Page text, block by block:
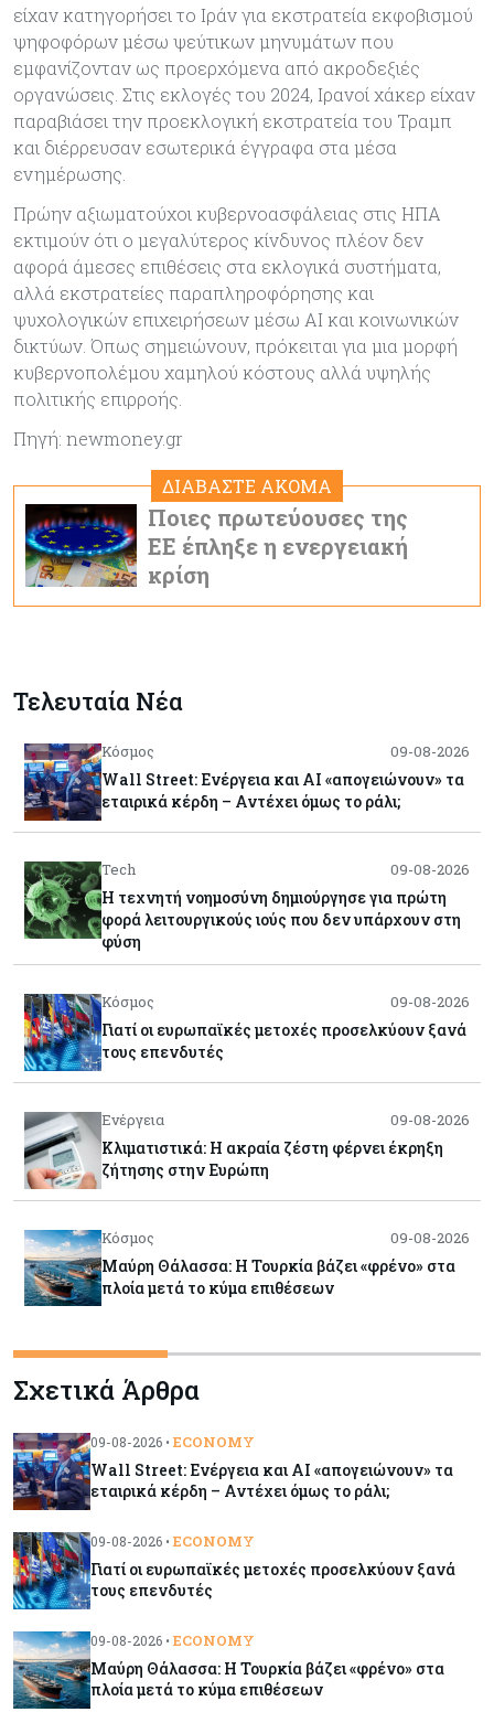
είχαν κατηγορήσει το Ιράν για εκστρατεία εκφοβισμού
ψηφοφόρων μέσω ψεύτικων μηνυμάτων που
εμφανίζονταν ως προερχόμενα από ακροδεξιές
οργανώσεις. Στις εκλογές του 2024, Ιρανοί χάκερ είχαν
παραβιάσει την προεκλογική εκστρατεία του Τραμπ
και διέρρευσαν εσωτερικά έγγραφα στα μέσα
ενημέρωσης.
Πρώην αξιωματούχοι κυβερνοασφάλειας στις ΗΠΑ
εκτιμούν ότι ο μεγαλύτερος κίνδυνος πλέον δεν
αφορά άμεσες επιθέσεις στα εκλογικά συστήματα,
αλλά εκστρατείες παραπληροφόρησης και
ψυχολογικών επιχειρήσεων μέσω AI και κοινωνικών
δικτύων. Όπως σημειώνουν, πρόκειται για μια μορφή
κυβερνοπολέμου χαμηλού κόστους αλλά υψηλής
πολιτικής επιρροής.
Πηγή: newmoney.gr
ΔΙΑΒΑΣΤΕ ΑΚΟΜΑ
Ποιες πρωτεύουσες της
ΕΕ έπληξε η ενεργειακή
κρίση
Τελευταία Νέα
Κόσμος 09-08-2026
Wall Street: Ενέργεια και AI «απογειώνουν» τα
εταιρικά κέρδη – Αντέχει όμως το ράλι;
Tech 09-08-2026
Η τεχνητή νοημοσύνη δημιούργησε για πρώτη
φορά λειτουργικούς ιούς που δεν υπάρχουν στη
φύση
Κόσμος 09-08-2026
Γιατί οι ευρωπαϊκές μετοχές προσελκύουν ξανά
τους επενδυτές
Ενέργεια 09-08-2026
Κλιματιστικά: Η ακραία ζέστη φέρνει έκρηξη
ζήτησης στην Ευρώπη
Κόσμος 09-08-2026
Μαύρη Θάλασσα: Η Τουρκία βάζει «φρένο» στα
πλοία μετά το κύμα επιθέσεων
Tech 09-08-2026
Τεχνητή νοημοσύνη: Αλλάζει τα δεδομένα στην
επικοινωνία – Μια επικίνδυνη «τελειότητα»
Κόσμος 09-08-2026
Ορμούζ: Το Ιράν «φρενάρει» το άνοιγμα των
Κύπρος
σύνδεση Κύπρου - Ελλάδας
Σχετικά Άρθρα
09-08-2026 • ECONOMY
Wall Street: Ενέργεια και AI «απογειώνουν» τα
εταιρικά κέρδη – Αντέχει όμως το ράλι;
09-08-2026 • ECONOMY
Γιατί οι ευρωπαϊκές μετοχές προσελκύουν ξανά
τους επενδυτές
09-08-2026 • ECONOMY
Μαύρη Θάλασσα: Η Τουρκία βάζει «φρένο» στα
πλοία μετά το κύμα επιθέσεων